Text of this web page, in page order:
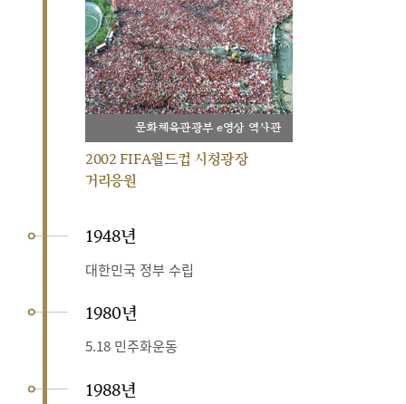
문화체육관광부 e영상 역사관
2002 FIFA월드컵 시청광장
거리응원
1948년
대한민국 정부 수립
1980년
5.18 민주화운동
1988년